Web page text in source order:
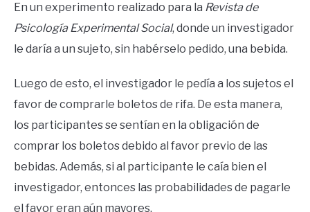
En un experimento realizado para la Revista de
Psicología Experimental Social, donde un investigador
le daría a un sujeto, sin habérselo pedido, una bebida.
Luego de esto, el investigador le pedía a los sujetos el
favor de comprarle boletos de rifa. De esta manera,
los participantes se sentían en la obligación de
comprar los boletos debido al favor previo de las
bebidas. Además, si al participante le caía bien el
investigador, entonces las probabilidades de pagarle
el favor eran aún mayores.